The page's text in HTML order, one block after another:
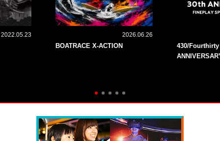
2022.05.23 2026.06.26
BOATRACE X-ACTION
430/